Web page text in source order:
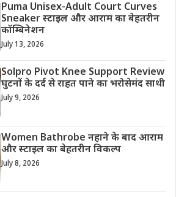
Puma Unisex-Adult Court Curves
Sneaker स्टाइल और आराम का बेहतरीन
कॉम्बिनेशन
July 13, 2026
Solpro Pivot Knee Support Review
घुटनों के दर्द से राहत पाने का भरोसेमंद साथी
July 9, 2026
Women Bathrobe नहाने के बाद आराम
और स्टाइल का बेहतरीन विकल्प
July 8, 2026